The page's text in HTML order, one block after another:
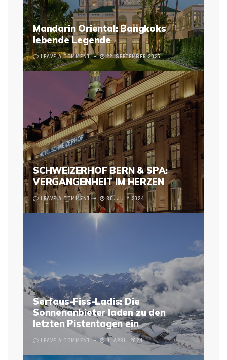
Mandarin Oriental: Bangkoks
lebende Legende
LEAVE A COMMENT 22. SEPTEMBER 2025
SCHWEIZERHOF BERN & SPA:
VERGANGENHEIT IM HERZEN
LEAVE A COMMENT 30. JULY 2024
Serfaus-Fiss-Ladis: Die
Sonnenanbieter laden zu den
letzten Pistentagen ein
LEAVE A COMMENT 4. APRIL 2024